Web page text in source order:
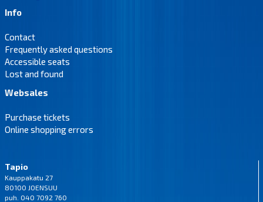
Info
Contact
Frequently asked questions
Accessible seats
Lost and found
Websales
Purchase tickets
Online shopping errors
Tapio
Kauppakatu 27
80100 JOENSUU
puh. 040 7092 760